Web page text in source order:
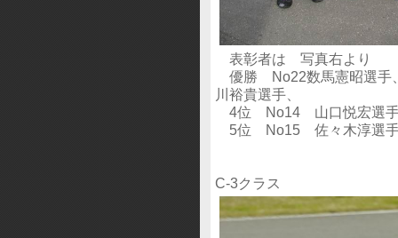
表彰者は 写真右より
優勝 No22数馬憲昭選
川裕貴選手、
4位 No14 山口悦宏選
5位 No15 佐々木淳選
C-3クラス